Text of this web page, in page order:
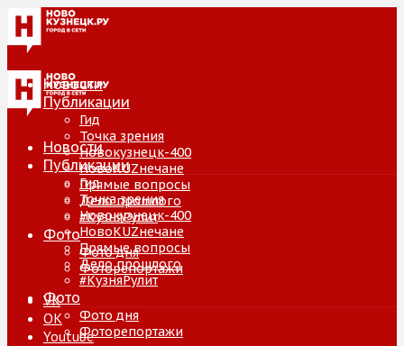
Новости
Публикации
Гид
Точка зрения
Новокузнецк-400
НовоKUZнечане
Прямые вопросы
Дело прошлого
#КузняРулит
Фото
Фото дня
Фоторепортажи
VK
ОК
Youtube
Новости
Публикации
Гид
Точка зрения
Новокузнецк-400
НовоKUZнечане
Прямые вопросы
Дело прошлого
#КузняРулит
Фото
Фото дня
Фоторепортажи